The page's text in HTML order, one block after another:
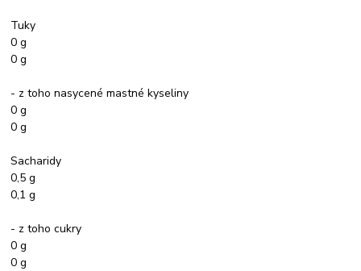
Tuky
0 g
0 g
- z toho nasycené mastné kyseliny
0 g
0 g
Sacharidy
0,5 g
0,1 g
- z toho cukry
0 g
0 g